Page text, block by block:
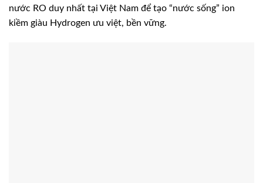
nước RO duy nhất tại Việt Nam để tạo “nước sống” ion
kiềm giàu Hydrogen ưu việt, bền vững.